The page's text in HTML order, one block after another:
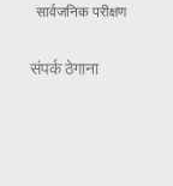
सार्वजनिक परीक्षण
संपर्क ठेगाना